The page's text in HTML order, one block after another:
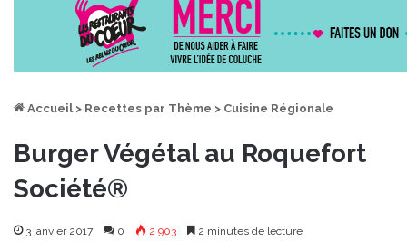
Accueil > Recettes par Thème > Cuisine Régionale
Burger Végétal au Roquefort
Société®
3 janvier 2017 0 2 903 2 minutes de lecture